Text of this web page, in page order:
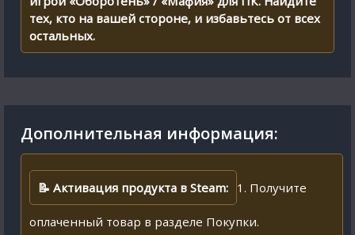
тех, кто на вашей стороне, и избавьтесь от всех
остальных.
Дополнительная информация:
📝 Активация продукта в Steam: 1. Получите
оплаченный товар в разделе Покупки.